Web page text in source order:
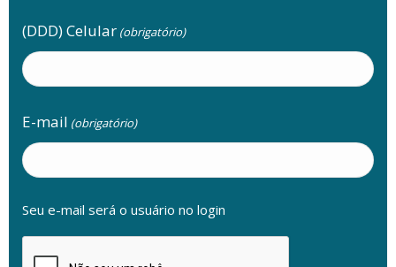
(DDD) Celular (obrigatório)
E-mail (obrigatório)
Seu e-mail será o usuário no login